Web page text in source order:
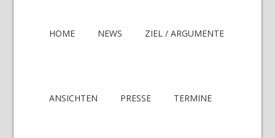
HOME NEWS ZIEL / ARGUMENTE
ANSICHTEN PRESSE TERMINE